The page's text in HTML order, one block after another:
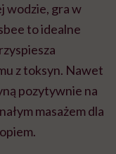
wodzie, gra w
to idealne
z toksyn. Nawet
pozytywnie na
masażem dla